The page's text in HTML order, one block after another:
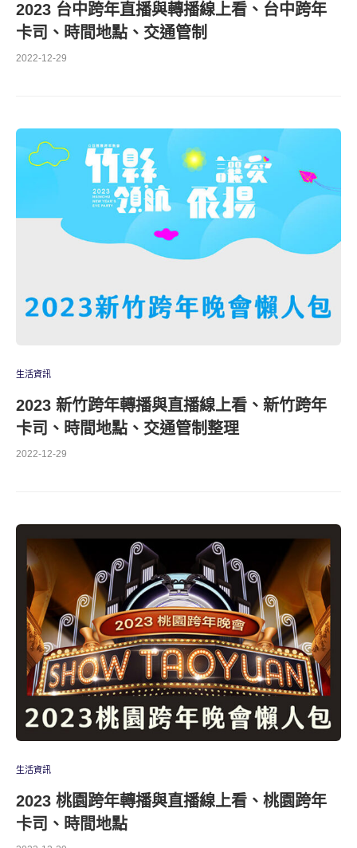
2023 台中跨年直播與轉播線上看、台中跨年
卡司、時間地點、交通管制
2022-12-29
生活資訊
2023 新竹跨年轉播與直播線上看、新竹跨年
卡司、時間地點、交通管制整理
2022-12-29
生活資訊
2023 桃園跨年轉播與直播線上看、桃園跨年
卡司、時間地點